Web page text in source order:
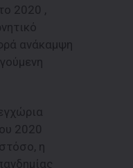
2020 ,
ανάκαμψη
2020
η